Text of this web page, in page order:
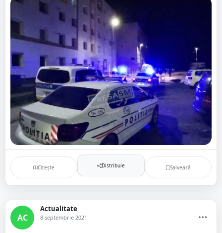
Citește Distribuie Salvează
AC
Actualitate
8 septembrie 2021